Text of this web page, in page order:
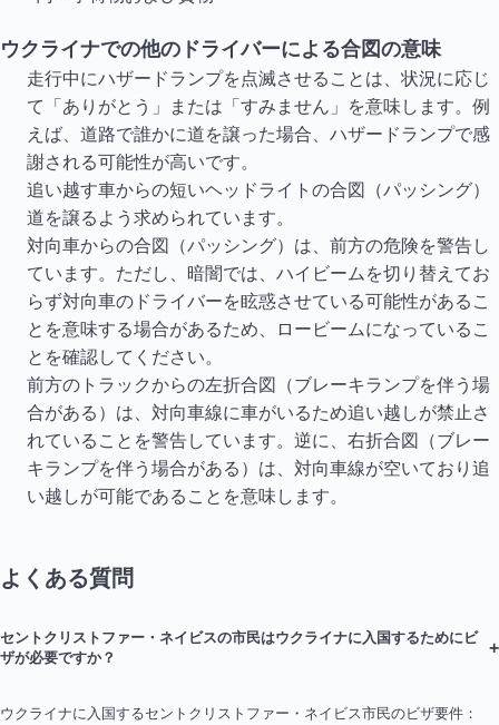
ウクライナでの他のドライバーによる合図の意味
走行中にハザードランプを点滅させることは、状況に応じ
て「ありがとう」または「すみません」を意味します。例
えば、道路で誰かに道を譲った場合、ハザードランプで感
謝される可能性が高いです。
追い越す車からの短いヘッドライトの合図（パッシング）
道を譲るよう求められています。
対向車からの合図（パッシング）は、前方の危険を警告し
ています。ただし、暗闇では、ハイビームを切り替えてお
らず対向車のドライバーを眩惑させている可能性があるこ
とを意味する場合があるため、ロービームになっているこ
とを確認してください。
前方のトラックからの左折合図（ブレーキランプを伴う場
合がある）は、対向車線に車がいるため追い越しが禁止さ
れていることを警告しています。逆に、右折合図（ブレー
キランプを伴う場合がある）は、対向車線が空いており追
い越しが可能であることを意味します。
よくある質問
セントクリストファー・ネイビスの市民はウクライナに入国するためにビ
ザが必要ですか？
+
ウクライナに入国するセントクリストファー・ネイビス市民のビザ要件：